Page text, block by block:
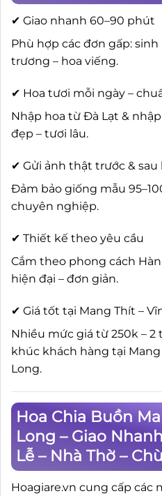
✔ Giao nhanh 60–90 phút
Phù hợp các đơn gấp:
trương – hoa viếng.
✔ Hoa tươi mỗi ngày –
Nhập hoa từ Đà Lạt &
đẹp – tươi lâu.
✔ Gửi ảnh thật trước & sau
Đảm bảo giống mẫu
chuyên nghiệp.
✔ Thiết kế theo yêu cầu
Cắm theo phong cách
hiện đại – đơn giản.
✔ Giá tốt tại Mang Thít –
Nhiều mức giá từ 250k –
khúc khách hàng tại Mang
Long.
Hoa Chia Buồn
Long – Giao
Lễ – Nhà Thờ –
Hoagiare.vn cung cấp các